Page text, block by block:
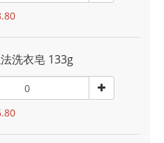
洗衣皂 133g